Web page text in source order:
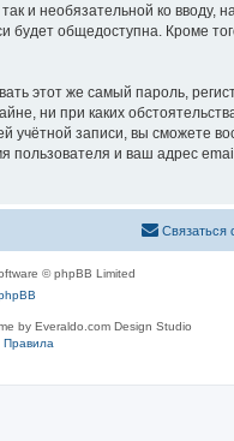
и необязательной ко
общедоступна. Кроме
этот же самый пароль,
ни при каких
записи, вы сможете
и ваш адрес
Связаться
© phpBB Limited
by Everaldo.com Design Studio
Правила